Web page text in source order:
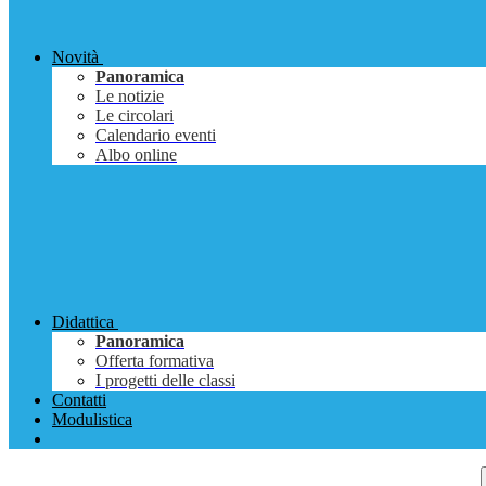
Novità
Panoramica
Le notizie
Le circolari
Calendario eventi
Albo online
Didattica
Panoramica
Offerta formativa
I progetti delle classi
Contatti
Modulistica